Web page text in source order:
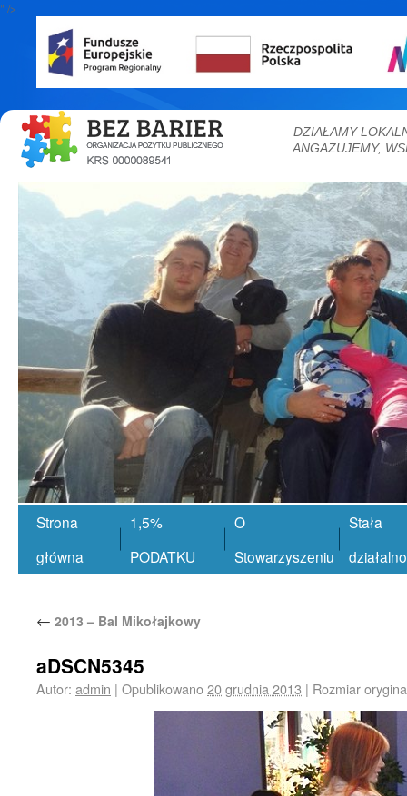
" />
DZIAŁAMY
ANGAŻUJEMY,
Strona
główna
1,5%
PODATKU
O
Stowarzyszeniu
Stała
← 2013 – Bal Mikołajkowy
aDSCN5345
Autor: admin | Opublikowano20 grudnia 2013 | Rozmiar